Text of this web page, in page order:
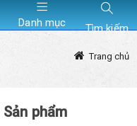
Danh mục Tìm kiếm
Trang chủ
Sản phẩm